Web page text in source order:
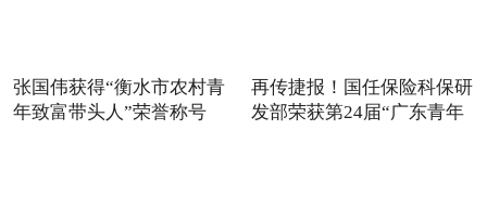
张国伟获得“衡水市农村青
年致富带头人”荣誉称号
再传捷报！国任保险科保研
发部荣获第24届“广东青年